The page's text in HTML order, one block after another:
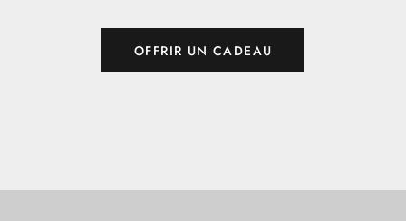
OFFRIR UN CADEAU